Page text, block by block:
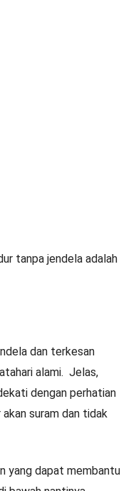
tanpa jendela adalah
dan terkesan
alami. Jelas,
dengan perhatian
suram dan tidak
yang dapat membantu